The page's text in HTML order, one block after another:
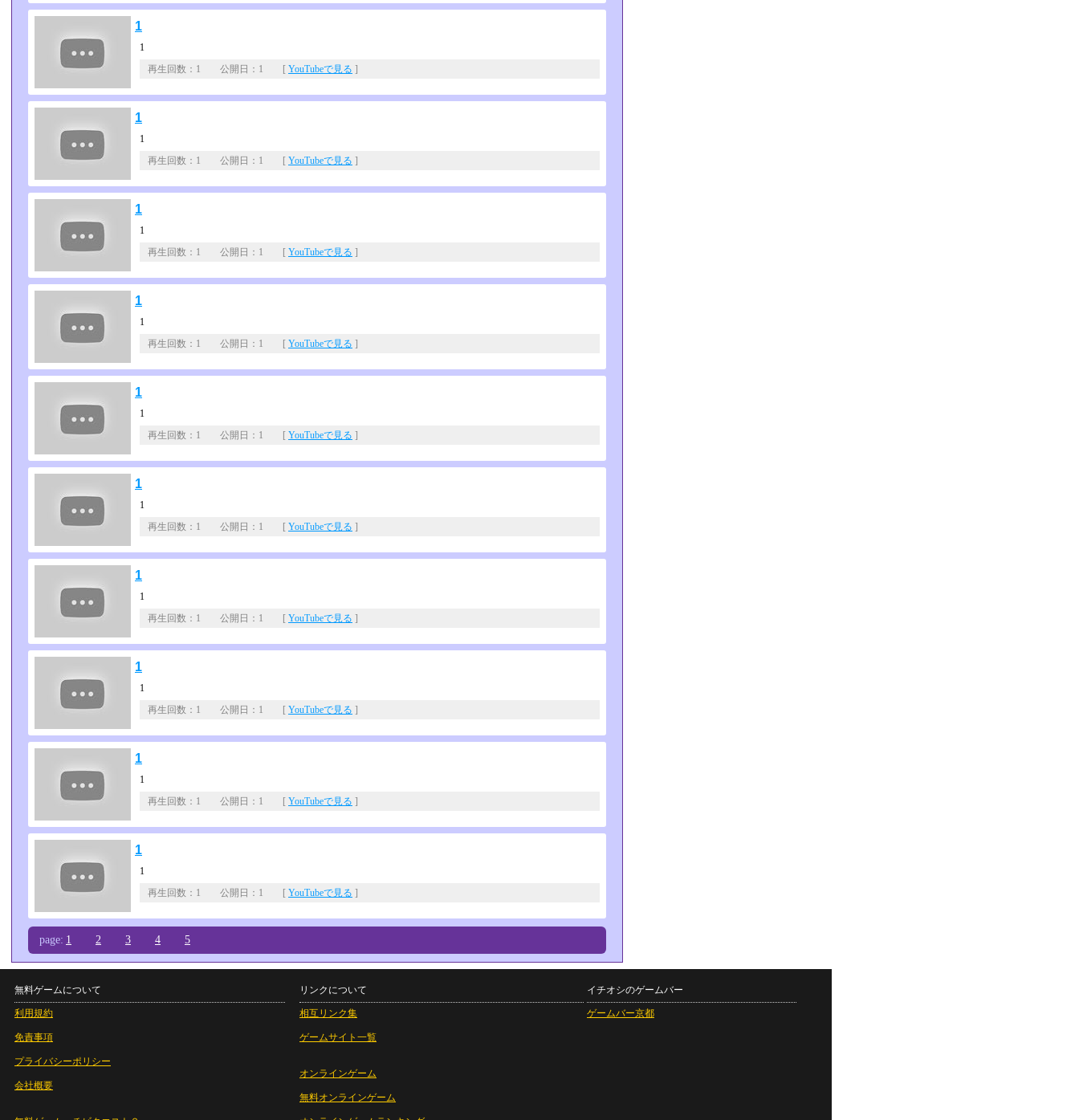
1
1
再生回数：1 公開日：1 [ YouTubeで見る ]
1
1
再生回数：1 公開日：1 [ YouTubeで見る ]
1
1
再生回数：1 公開日：1 [ YouTubeで見る ]
1
1
再生回数：1 公開日：1 [ YouTubeで見る ]
1
1
再生回数：1 公開日：1 [ YouTubeで見る ]
1
1
再生回数：1 公開日：1 [ YouTubeで見る ]
1
1
再生回数：1 公開日：1 [ YouTubeで見る ]
1
1
再生回数：1 公開日：1 [ YouTubeで見る ]
1
1
再生回数：1 公開日：1 [ YouTubeで見る ]
1
1
再生回数：1 公開日：1 [ YouTubeで見る ]
page: 1 2 3 4 5
無料ゲームについて
利用規約
免責事項
プライバシーポリシー
会社概要
リンクについて
相互リンク集
ゲームサイト一覧
オンラインゲーム
無料オンラインゲーム
イチオシのゲームバー
ゲームバー京都